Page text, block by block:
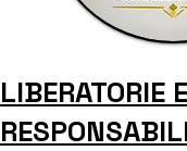
LIBERATORIE E